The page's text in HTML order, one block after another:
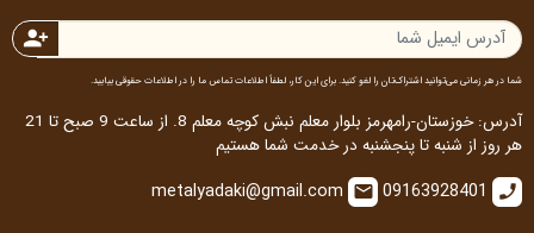
person_add
شما در هر زمانی می‌توانید اشتراک‌تان را لغو کنید. برای این کار، لطفاً اطلاعات تماس ما را در اطلاعات حقوقی بیابید.
آدرس: خوزستان-رامهرمز بلوار معلم نبش کوچه معلم 8. از ساعت 9 صبح تا 21
هر روز از شنبه تا پنجشنبه در خدمت شما هستیم
call
09163928401
email